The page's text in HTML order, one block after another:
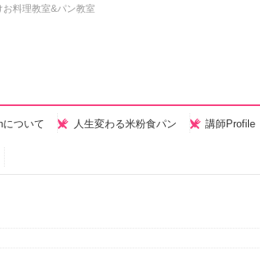
料理教室&パン教室
ついて 人生変わる米粉食パン 講師Profile